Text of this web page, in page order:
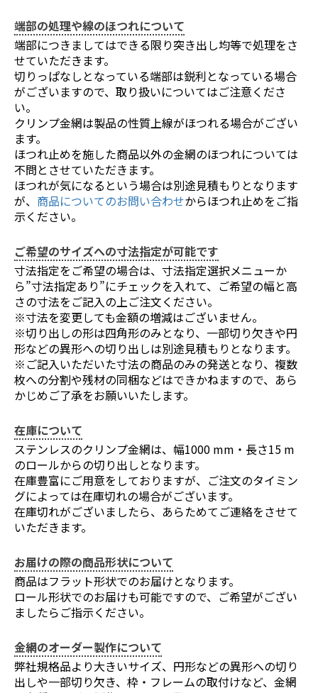
お買い物を続ける カートへ進む
端部の処理や線のほつれについて
端部につきましてはできる限り突き出し均等で処理をさ
せていただきます。
切りっぱなしとなっている端部は鋭利となっている場合
がございますので、取り扱いについてはご注意くださ
い。
クリンプ金網は製品の性質上線がほつれる場合がござい
ます。
ほつれ止めを施した商品以外の金網のほつれについては
不問とさせていただきます。
ほつれが気になるという場合は別途見積もりとなります
が、 商品についてのお問い合わせからほつれ止めをご指
示ください。
ご希望のサイズへの寸法指定が可能です
寸法指定をご希望の場合は、寸法指定選択メニューか
ら”寸法指定あり”にチェックを入れて、ご希望の幅と高
さの寸法をご記入の上ご注文ください。
※寸法を変更しても金額の増減はございません。
※切り出しの形は四角形のみとなり、一部切り欠きや円
形などの異形への切り出しは別途見積もりとなります。
※ご記入いただいた寸法の商品のみの発送となり、複数
枚への分割や残材の同梱などはできかねますので、あら
かじめご了承をお願いいたします。
在庫について
ステンレスのクリンプ金網は、幅1000 mm・長さ15 m
のロールからの切り出しとなります。
在庫豊富にご用意をしておりますが、ご注文のタイミン
グによっては在庫切れの場合がございます。
在庫切れがございましたら、あらためてご連絡をさせて
いただきます。
お届けの際の商品形状について
商品はフラット形状でのお届けとなります。
ロール形状でのお届けも可能ですので、ご希望がござい
ましたらご指示ください。
金網のオーダー製作について
弊社規格品より大きいサイズ、円形などの異形への切り
出しや一部切り欠き、枠・フレームの取付けなど、金網